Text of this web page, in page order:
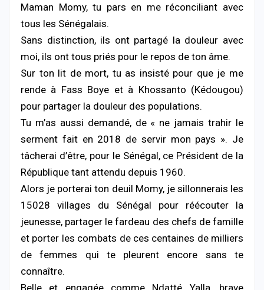
Maman Momy, tu pars en me réconciliant avec
tous les Sénégalais.
Sans distinction, ils ont partagé la douleur avec
moi, ils ont tous priés pour le repos de ton âme.
Sur ton lit de mort, tu as insisté pour que je me
rende à Fass Boye et à Khossanto (Kédougou)
pour partager la douleur des populations.
Tu m’as aussi demandé, de « ne jamais trahir le
serment fait en 2018 de servir mon pays ». Je
tâcherai d’être, pour le Sénégal, ce Président de la
République tant attendu depuis 1960.
Alors je porterai ton deuil Momy, je sillonnerais les
15028 villages du Sénégal pour réécouter la
jeunesse, partager le fardeau des chefs de famille
et porter les combats de ces centaines de milliers
de femmes qui te pleurent encore sans te
connaître.
Belle et engagée comme Ndatté Yalla, brave